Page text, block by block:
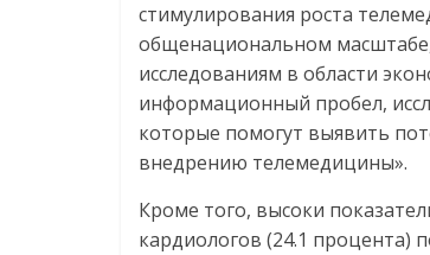
стимулирования роста
общенациональном
исследованиям в области
информационный пробел,
которые помогут выявить
внедрению телемедицины».
Кроме того, высоки
кардиологов (24.1 процента)